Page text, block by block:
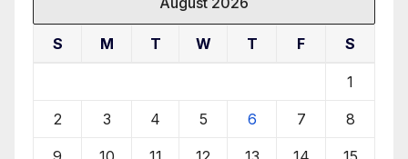
S M T W T F S
1
2 3 4 5 6 7 8